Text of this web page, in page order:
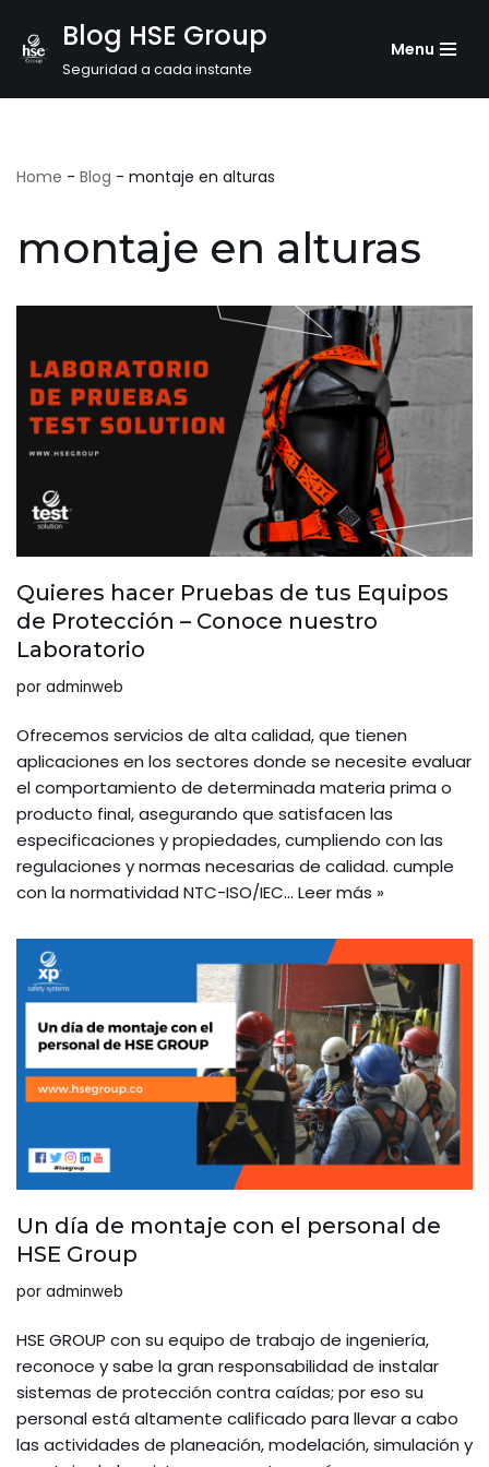
Saltar
Blog HSE Group
Seguridad a cada instante
Menu
Home - Blog - montaje en alturas
montaje en alturas
Quieres hacer Pruebas de tus Equipos
de Protección – Conoce nuestro
Laboratorio
por adminweb
Ofrecemos servicios de alta calidad, que tienen
aplicaciones en los sectores donde se necesite evaluar
el comportamiento de determinada materia prima o
producto final, asegurando que satisfacen las
especificaciones y propiedades, cumpliendo con las
regulaciones y normas necesarias de calidad. cumple
con la normatividad NTC-ISO/IEC… Leer más »
Un día de montaje con el personal de
HSE Group
por adminweb
HSE GROUP con su equipo de trabajo de ingeniería,
reconoce y sabe la gran responsabilidad de instalar
sistemas de protección contra caídas; por eso su
personal está altamente calificado para llevar a cabo
las actividades de planeación, modelación, simulación y